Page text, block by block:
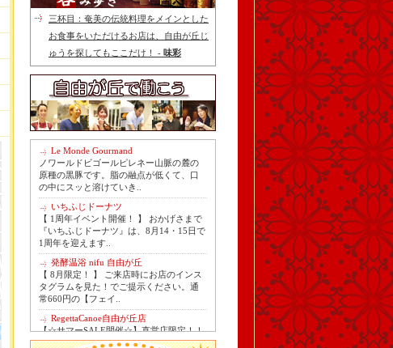
三杯目：奄美の伝統料理をメインとした
お食事をいただけるお店は、自由が丘じ
ゅうを探してもここだけ！ - 味彩
Le Monde Gourmand
ノワールドビゴールピレネー山脈の麓の
原種の黒豚です。脂の融点が低くて、口
の中にスッと溶けていき..
いちふじドーナツ
【 1周年イベント開催！ 】 おかげさまで
『いちふじドーナツ』は、8月14・15日で
1周年を迎えます..
発酵温浴 nifu 自由が丘
【 8月限定！ 】 ご来店時にお店のインス
タグラムを見た！でご提示ください。通
常660円の【フェイ..
RegettaCanoe自由が丘店
【☆サマーSALE開催☆】直営店限定！！
お得なサンダルがいっぱい！！ こんにち